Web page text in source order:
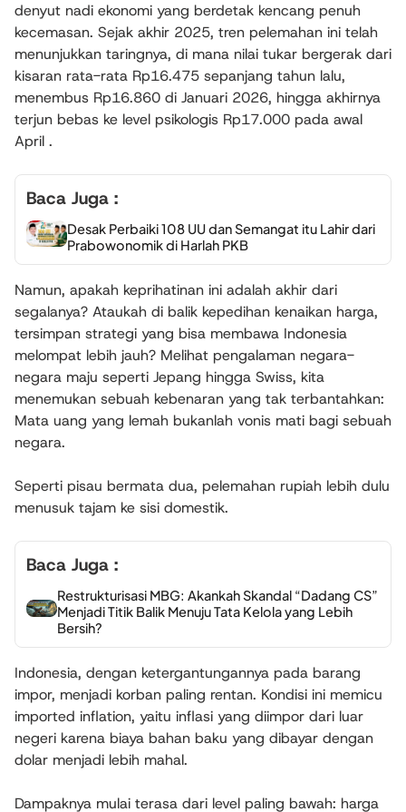
denyut nadi ekonomi yang berdetak kencang penuh
kecemasan. Sejak akhir 2025, tren pelemahan ini telah
menunjukkan taringnya, di mana nilai tukar bergerak dari
kisaran rata-rata Rp16.475 sepanjang tahun lalu,
menembus Rp16.860 di Januari 2026, hingga akhirnya
terjun bebas ke level psikologis Rp17.000 pada awal
April .
Baca Juga :
Desak Perbaiki 108 UU dan Semangat itu Lahir dari
Prabowonomik di Harlah PKB
Namun, apakah keprihatinan ini adalah akhir dari
segalanya? Ataukah di balik kepedihan kenaikan harga,
tersimpan strategi yang bisa membawa Indonesia
melompat lebih jauh? Melihat pengalaman negara-
negara maju seperti Jepang hingga Swiss, kita
menemukan sebuah kebenaran yang tak terbantahkan:
Mata uang yang lemah bukanlah vonis mati bagi sebuah
negara.
Seperti pisau bermata dua, pelemahan rupiah lebih dulu
menusuk tajam ke sisi domestik.
Baca Juga :
Restrukturisasi MBG: Akankah Skandal “Dadang CS”
Menjadi Titik Balik Menuju Tata Kelola yang Lebih
Bersih?
Indonesia, dengan ketergantungannya pada barang
impor, menjadi korban paling rentan. Kondisi ini memicu
imported inflation, yaitu inflasi yang diimpor dari luar
negeri karena biaya bahan baku yang dibayar dengan
dolar menjadi lebih mahal.
Dampaknya mulai terasa dari level paling bawah: harga